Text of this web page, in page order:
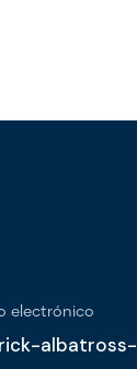
electrónico
albatross-